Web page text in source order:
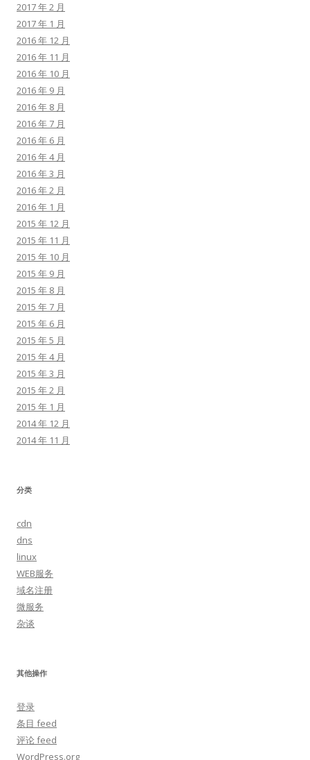
2017 年 2 月
2017 年 1 月
2016 年 12 月
2016 年 11 月
2016 年 10 月
2016 年 9 月
2016 年 8 月
2016 年 7 月
2016 年 6 月
2016 年 4 月
2016 年 3 月
2016 年 2 月
2016 年 1 月
2015 年 12 月
2015 年 11 月
2015 年 10 月
2015 年 9 月
2015 年 8 月
2015 年 7 月
2015 年 6 月
2015 年 5 月
2015 年 4 月
2015 年 3 月
2015 年 2 月
2015 年 1 月
2014 年 12 月
2014 年 11 月
分类
cdn
dns
linux
WEB服务
域名注册
微服务
杂谈
其他操作
登录
条目 feed
评论 feed
WordPress.org